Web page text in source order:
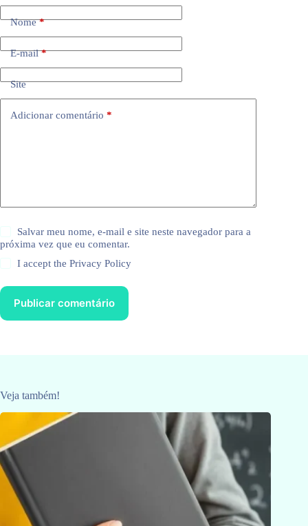
Nome*
E-mail*
Site
Adicionar comentário *
Salvar meu nome, e-mail e site neste navegador para a
próxima vez que eu comentar.
I accept thePrivacy Policy
Publicar comentário
Veja também!